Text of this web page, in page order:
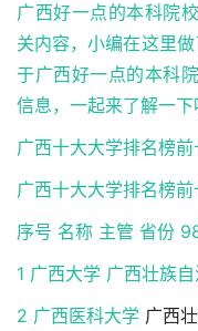
广西好一点的本科院
关内容，小编在这里
于广西好一点的本科
信息，一起来了解一下
广西十大大学排名榜前
广西十大大学排名榜前
序号 名称 主管 省份
1 广西大学 广西壮族
2 广西医科大学 广西